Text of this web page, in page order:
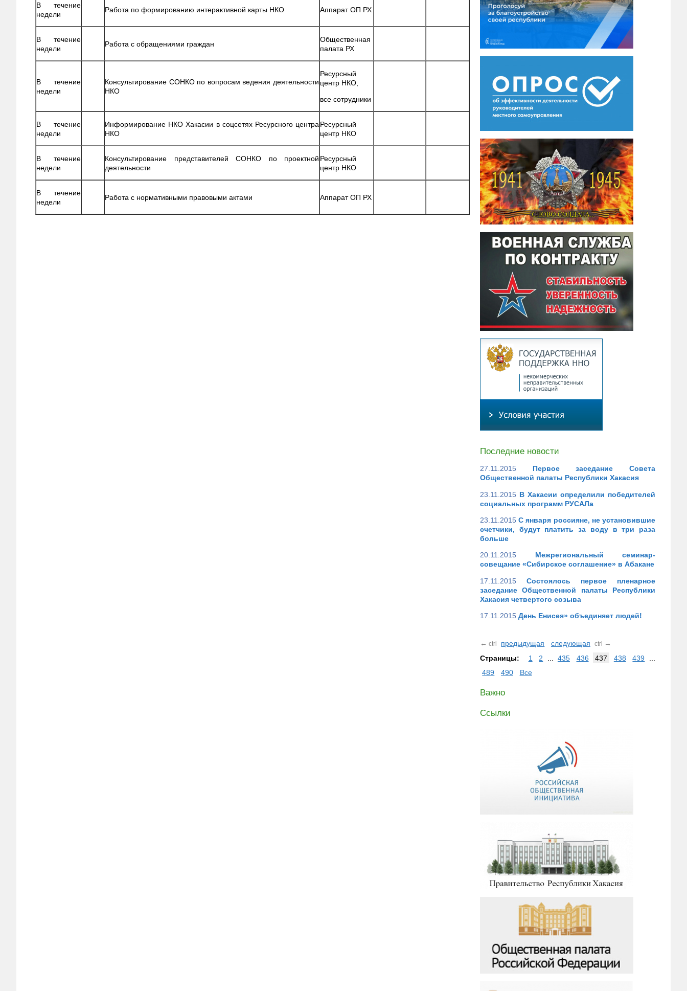
В течение
недели
Работа по формированию интерактивной карты НКО Аппарат ОП РХ
В течение
недели
Работа с обращениями граждан
Общественная
палата РХ
В течение
недели
Консультирование СОНКО по вопросам ведения деятельности
НКО
Ресурсный
центр НКО,
все сотрудники
В течение
недели
Информирование НКО Хакасии в соцсетях Ресурсного центра
НКО
Ресурсный
центр НКО
В течение
недели
Консультирование представителей СОНКО по проектной
деятельности
Ресурсный
центр НКО
В течение
недели
Работа с нормативными правовыми актами Аппарат ОП РХ
Последние новости
27.11.2015
Первое заседание Совета
Общественной палаты Республики Хакасия
23.11.2015 В Хакасии определили победителей
социальных программ РУСАЛа
23.11.2015 С января россияне, не установившие
счетчики, будут платить за воду в три раза
больше
20.11.2015
Межрегиональный семинар-
совещание «Сибирское соглашение» в Абакане
17.11.2015
Состоялось первое пленарное
заседание Общественной палаты Республики
Хакасия четвертого созыва
17.11.2015 День Енисея» объединяет людей!
← ctrl предыдущая следующая ctrl →
Страницы:
1 2 435 436 437 438 439
489
490 Все
Важно
Ссылки